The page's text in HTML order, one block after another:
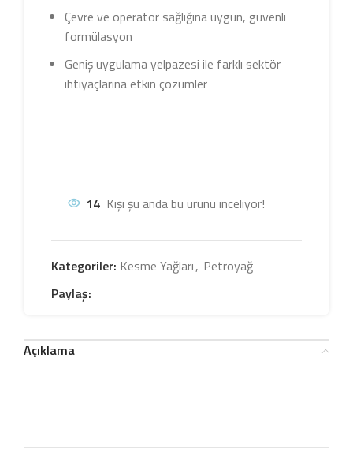
Çevre ve operatör sağlığına uygun, güvenli
formülasyon
Geniş uygulama yelpazesi ile farklı sektör
ihtiyaçlarına etkin çözümler
14 Kişi şu anda bu ürünü inceliyor!
Kategoriler: Kesme Yağları, Petroyağ
Paylaş:
Açıklama